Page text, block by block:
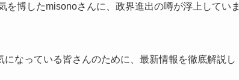
博したmisonoさんに、政界進出の噂が浮上していま
なっている皆さんのために、最新情報を徹底解説し